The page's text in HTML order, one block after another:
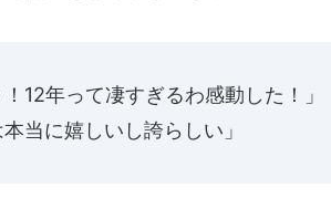
12年って凄すぎるわ感動した！」
当に嬉しいし誇らしい」